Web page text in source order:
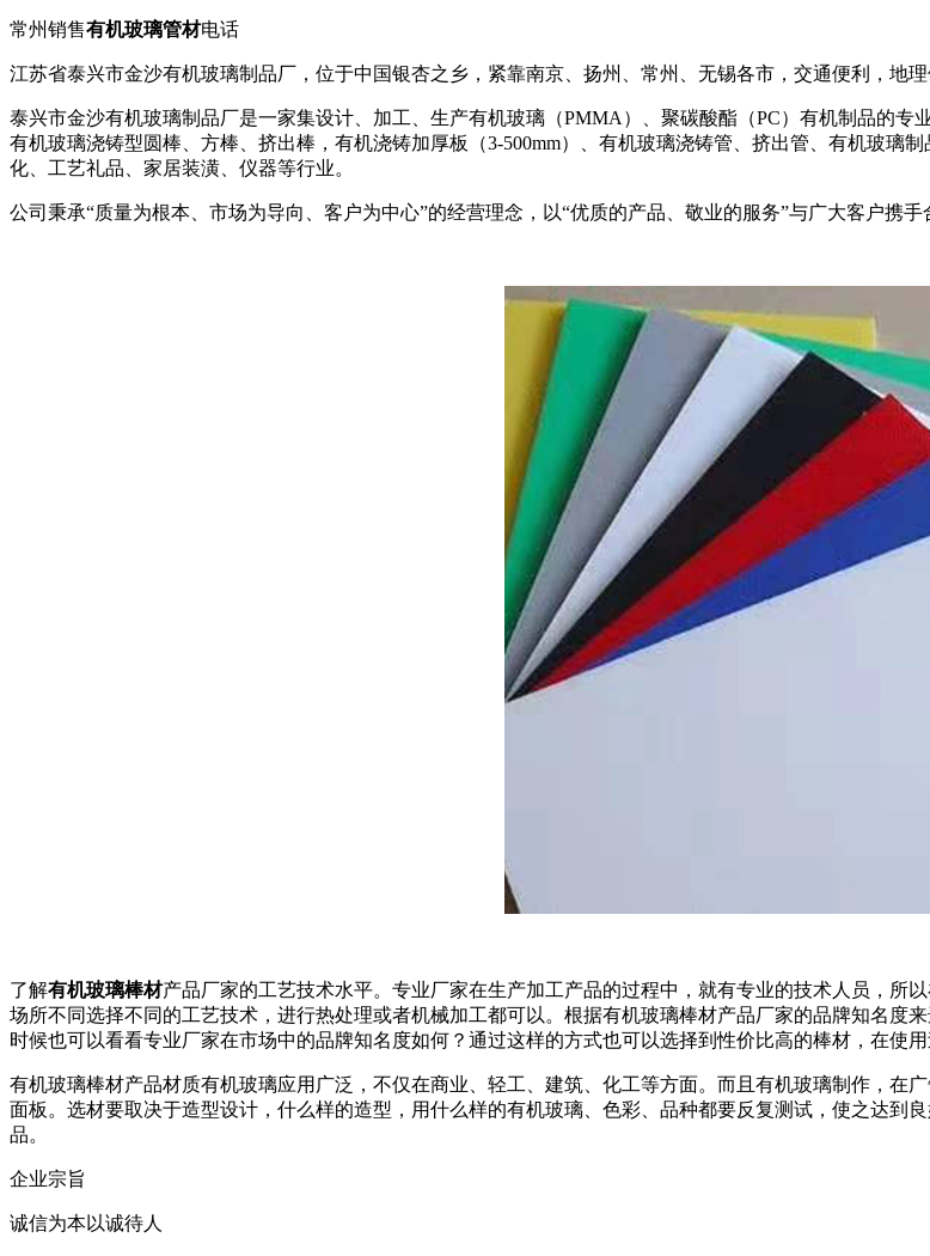
常州销售有机玻璃管材电话
江苏省泰兴市金沙有机玻璃制品厂，位于中国银杏之乡，紧靠南京、扬州、常州、无锡各市，交通便利，地理
泰兴市金沙有机玻璃制品厂是一家集设计、加工、生产有机玻璃（PMMA）、聚碳酸酯（PC）有机制品的
有机玻璃浇铸型圆棒、方棒、挤出棒，有机浇铸加厚板（3-500mm）、有机玻璃浇铸管、挤出管、有机玻璃
化、工艺礼品、家居装潢、仪器等行业。
公司秉承“质量为根本、市场为导向、客户为中心”的经营理念，以“优质的产品、敬业的服务”与广大客户携手
了解有机玻璃棒材产品厂家的工艺技术水平。专业厂家在生产加工产品的过程中，就有专业的技术人员，所
场所不同选择不同的工艺技术，进行热处理或者机械加工都可以。根据有机玻璃棒材产品厂家的品牌知名度
时候也可以看看专业厂家在市场中的品牌知名度如何？通过这样的方式也可以选择到性价比高的棒材，在使用
有机玻璃棒材产品材质有机玻璃应用广泛，不仅在商业、轻工、建筑、化工等方面。而且有机玻璃制作，在
面板。选材要取决于造型设计，什么样的造型，用什么样的有机玻璃、色彩、品种都要反复测试，使之达到
品。
企业宗旨
诚信为本以诚待人